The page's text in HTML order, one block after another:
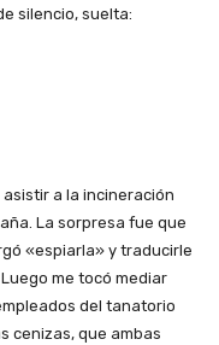
silencio, suelta:
a la incineración
La sorpresa fue que
«espiarla» y traducirle
me tocó mediar
del tanatorio
cenizas, que ambas